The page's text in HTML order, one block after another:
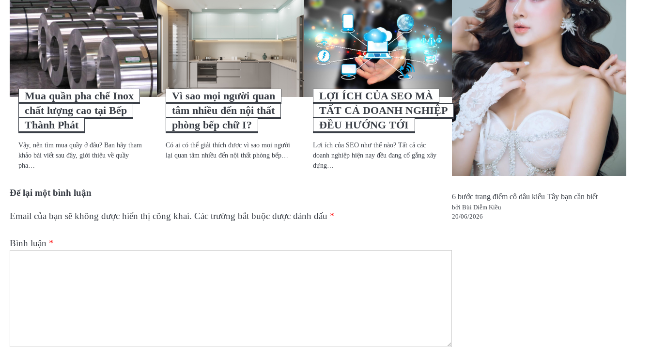
viết
Mua quần pha chế Inox
chất lượng cao tại Bếp
Thành Phát
Vậy, nên tìm mua quầy ở đâu? Bạn hãy tham
khảo bài viết sau đây, giới thiệu về quầy
pha…
Vì sao mọi người quan
tâm nhiều đến nội thất
phòng bếp chữ I?
Có ai có thể giải thích được vì sao mọi người
lại quan tâm nhiều đến nội thất phòng bếp…
LỢI ÍCH CỦA SEO MÀ
TẤT CẢ DOANH NGHIỆP
ĐỀU HƯỚNG TỚI
Lợi ích của SEO như thế nào? Tất cả các
doanh nghiệp hiện nay đều đang cố gắng xây
dựng…
Để lại một bình luận
Email của bạn sẽ không được hiển thị công khai. Các trường bắt buộc được đánh dấu *
Bình luận *
6 bước trang điểm cô dâu kiểu Tây bạn cần biết
bởi Bùi Diễm Kiều
20/06/2026